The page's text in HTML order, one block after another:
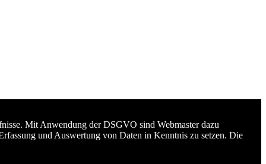
Mit Anwendung der DSGVO sind Webmaster dazu
und Auswertung von Daten in Kenntnis zu setzen. Die